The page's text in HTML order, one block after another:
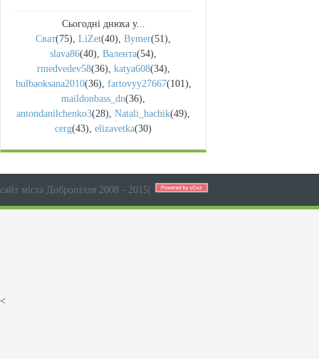
Сьогодні днюха у...
Сват(75), LiZet(40), Bymer(51),
slava86(40), Валента(54),
rmedvedev58(36), katya608(34),
bulbaoksana2010(36), fartovyy27667(101),
maildonbass_dn(36),
antondanilchenko3(28), Natali_hachik(49),
cerg(43), elizavetka(30)
сайт міста Добропілля 2008 - 2015
<